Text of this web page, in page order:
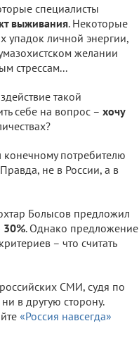
специалисты
выживания. Некоторые
упадок личной энергии,
желании
стрессам...
такой
себе на вопрос – хочу
конечному потребителю
не в России, а в
Болысов предложил
30%. Однако предложение
– что считать
СМИ, судя по
в другую сторону.
«Россия навсегда»